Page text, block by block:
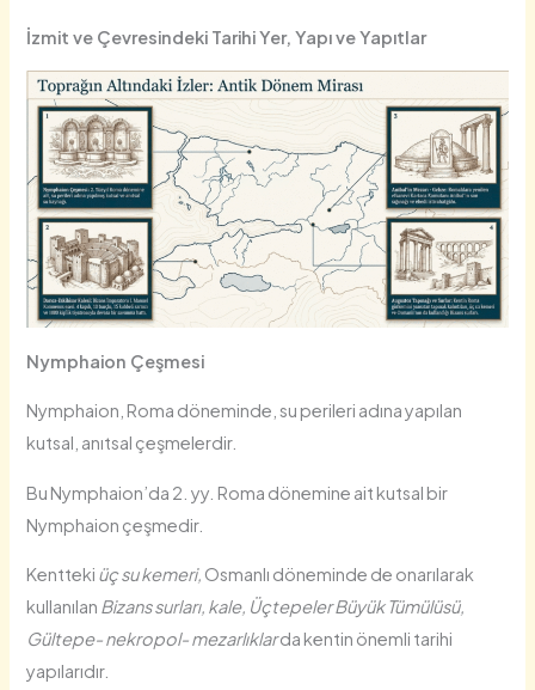
İzmit ve Çevresindeki Tarihi Yer, Yapı ve Yapıtlar
Nymphaion Çeşmesi
Nymphaion, Roma döneminde, su perileri adına yapılan
kutsal, anıtsal çeşmelerdir.
Bu Nymphaion’da 2. yy. Roma dönemine ait kutsal bir
Nymphaion çeşmedir.
Kentteki üç su kemeri, Osmanlı döneminde de onarılarak
kullanılan Bizans surları, kale, Üçtepeler Büyük Tümülüsü,
Gültepe- nekropol- mezarlıklarda kentin önemli tarihi
yapılarıdır.